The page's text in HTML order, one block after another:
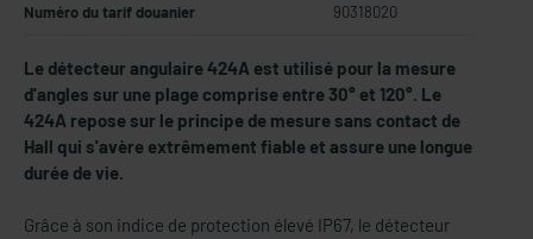
Numéro du tarif douanier 90318020
Le détecteur angulaire 424A est utilisé pour la mesure
d'angles sur une plage comprise entre 30° et 120°. Le
424A repose sur le principe de mesure sans contact de
Hall qui s'avère extrêmement fiable et assure une longue
durée de vie.
Grâce à son indice de protection élevé IP67, le détecteur